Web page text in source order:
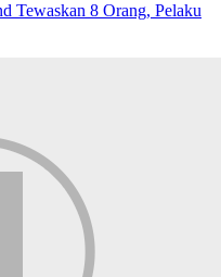
Tewaskan 8 Orang, Pelaku